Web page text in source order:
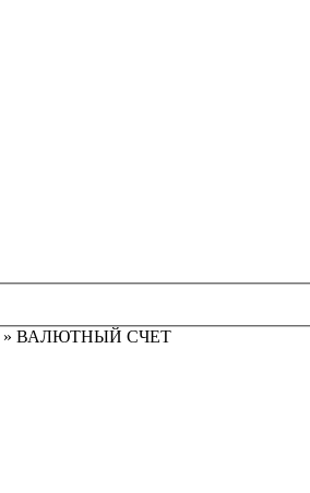
» ВАЛЮТНЫЙ СЧЕТ